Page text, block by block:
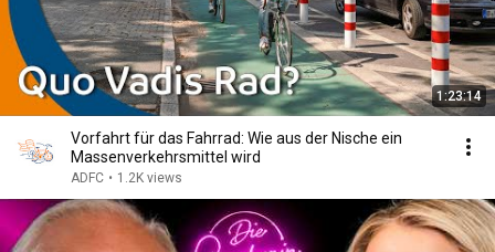
1:23:14
Vorfahrt für das Fahrrad: Wie aus der Nische ein
Massenverkehrsmittel wird
ADFC • 1.2K views